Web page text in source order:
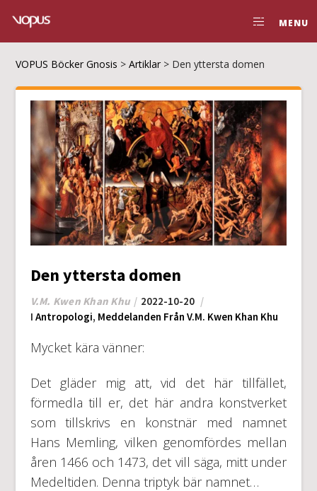
MENU
VOPUS Böcker Gnosis >Artiklar > Den yttersta domen
Den yttersta domen
V.M. Kwen Khan Khu
2022-10-20
I Antropologi, Meddelanden Från V.M. Kwen Khan Khu
Mycket kära vänner:
Det gläder mig att, vid det här tillfället,
förmedla till er, det här andra konstverket
som tillskrivs en konstnär med namnet
Hans Memling, vilken genomfördes mellan
åren 1466 och 1473, det vill säga, mitt under
Medeltiden. Denna triptyk bär namnet…